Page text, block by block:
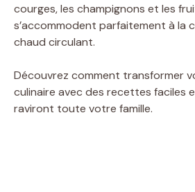
courges, les champignons et les
s’accommodent parfaitement à la
chaud circulant.
Découvrez comment transformer
culinaire avec des recettes faciles
raviront toute votre famille.